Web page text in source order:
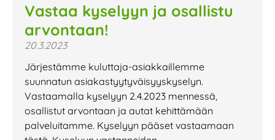
Vastaa kyselyyn ja osallistu
arvontaan!
20.3.2023
Järjestämme kuluttaja-asiakkaillemme
suunnatun asiakastyytyväisyyskyselyn.
Vastaamalla kyselyyn 2.4.2023 mennessä,
osallistut arvontaan ja autat kehittämään
palveluitamme. Kyselyyn pääset vastaamaan